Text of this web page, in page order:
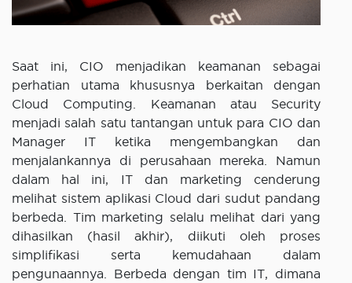
Saat ini, CIO menjadikan keamanan sebagai
perhatian utama khususnya berkaitan dengan
Cloud Computing. Keamanan atau Security
menjadi salah satu tantangan untuk para CIO dan
Manager IT ketika mengembangkan dan
menjalankannya di perusahaan mereka. Namun
dalam hal ini, IT dan marketing cenderung
melihat sistem aplikasi Cloud dari sudut pandang
berbeda. Tim marketing selalu melihat dari yang
dihasilkan (hasil akhir), diikuti oleh proses
simplifikasi serta kemudahaan dalam
pengunaannya. Berbeda dengan tim IT, dimana